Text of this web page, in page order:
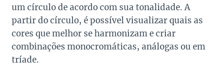
um círculo de acordo com sua tonalidade. A
partir do círculo, é possível visualizar quais as
cores que melhor se harmonizam e criar
combinações monocromáticas, análogas ou em
tríade.